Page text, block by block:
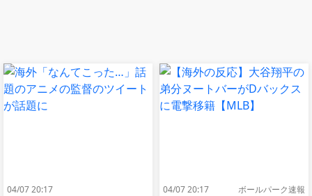
04/07 20:17 04/07 20:17 ボールパーク速報